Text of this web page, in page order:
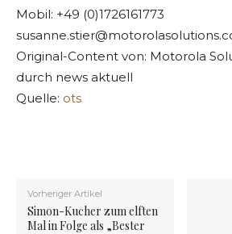
Mobil: +49 (0)1726161773
Original-Content von: Motorola
durch news aktuell
Quelle: ots
Vorheriger Artikel
Simon-Kucher zum elften
Mal in Folge als „Bester